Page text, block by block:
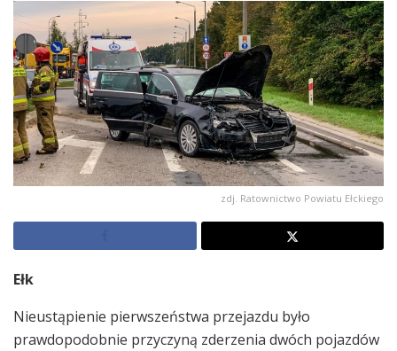
zdj. Ratownictwo Powiatu Ełckiego
Ełk
Nieustąpienie pierwszeństwa przejazdu było
prawdopodobnie przyczyną zderzenia dwóch pojazdów